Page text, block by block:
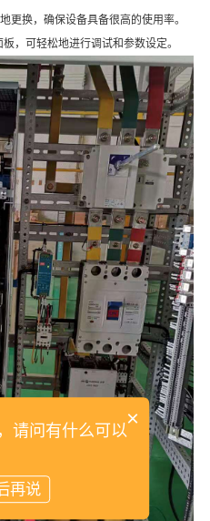
更换，确保设备具备很高的使用率。
，可轻松地进行调试和参数设定。
×
请问有什么可以
再说